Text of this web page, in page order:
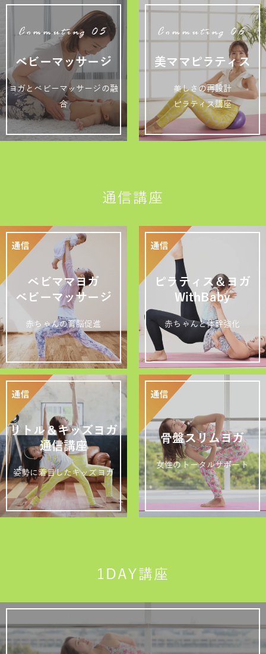
Commuting 05
ベビーマッサージ
ヨガとベビーマッサージの融
合
Commuting 06
美ママピラティス
美しさの再設計
ピラティス講座
通信講座
ベビママヨガ
ベビーマッサージ
赤ちゃんの育脳促進
ピラティス＆ヨガ
WithBaby
赤ちゃんと体幹強化
リトル＆キッズヨガ
通信講座
姿勢に着目したキッズヨガ
骨盤スリムヨガ
女性のトータルサポート
1DAY講座